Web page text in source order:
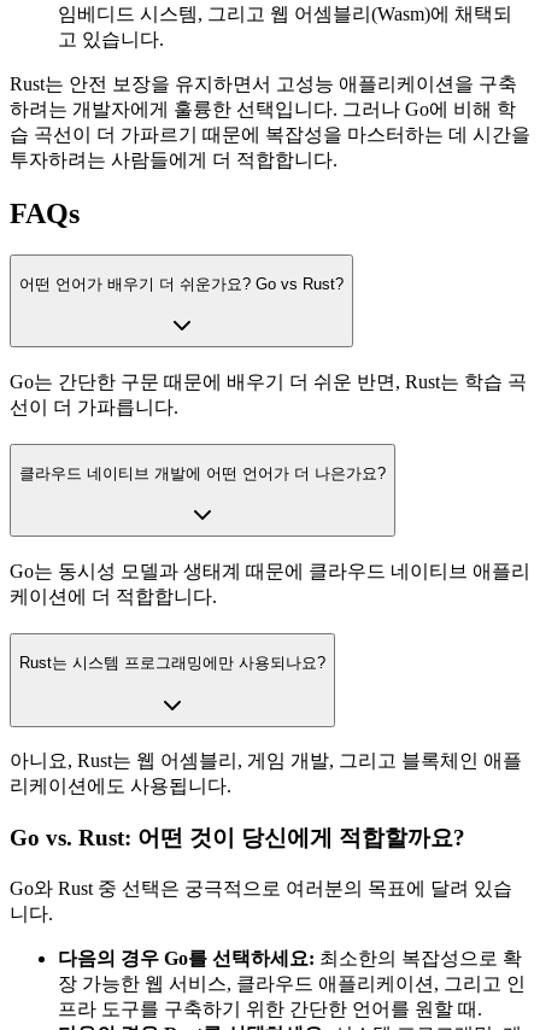
임베디드 시스템, 그리고 웹 어셈블리(Wasm)에 채택되
고 있습니다.
Rust는 안전 보장을 유지하면서 고성능 애플리케이션을 구축
하려는 개발자에게 훌륭한 선택입니다. 그러나 Go에 비해 학
습 곡선이 더 가파르기 때문에 복잡성을 마스터하는 데 시간을
투자하려는 사람들에게 더 적합합니다.
FAQs
어떤 언어가 배우기 더 쉬운가요? Go vs Rust?
Go는 간단한 구문 때문에 배우기 더 쉬운 반면, Rust는 학습 곡
선이 더 가파릅니다.
클라우드 네이티브 개발에 어떤 언어가 더 나은가요?
Go는 동시성 모델과 생태계 때문에 클라우드 네이티브 애플리
케이션에 더 적합합니다.
Rust는 시스템 프로그래밍에만 사용되나요?
아니요, Rust는 웹 어셈블리, 게임 개발, 그리고 블록체인 애플
리케이션에도 사용됩니다.
Go vs. Rust: 어떤 것이 당신에게 적합할까요?
Go와 Rust 중 선택은 궁극적으로 여러분의 목표에 달려 있습
니다.
다음의 경우 Go를 선택하세요: 최소한의 복잡성으로 확
장 가능한 웹 서비스, 클라우드 애플리케이션, 그리고 인
프라 도구를 구축하기 위한 간단한 언어를 원할 때.